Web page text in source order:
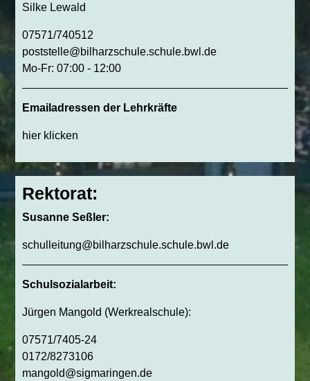
Silke Lewald
07571/740512
poststelle@bilharzschule.schule.bwl.de
Mo-Fr: 07:00 - 12:00
Emailadressen der Lehrkräfte
hier klicken
Rektorat:
Susanne Seßler:
schulleitung@bilharzschule.schule.bwl.de
Schulsozialarbeit:
Jürgen Mangold (Werkrealschule):
07571/7405-24
0172/8273106
mangold@sigmaringen.de